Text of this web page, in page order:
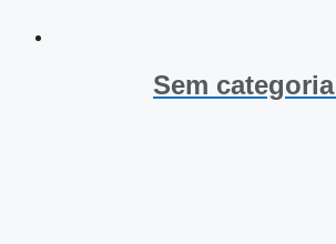
Sem categoria